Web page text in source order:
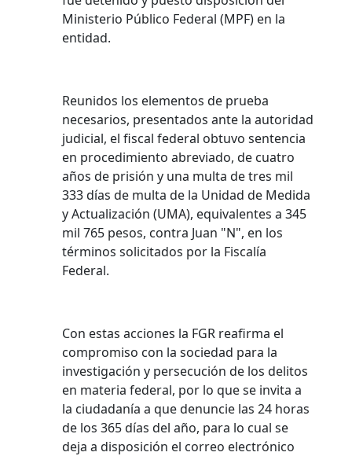
Ministerio Público Federal (MPF) en la
entidad.
Reunidos los elementos de prueba
necesarios, presentados ante la autoridad
judicial, el fiscal federal obtuvo sentencia
en procedimiento abreviado, de cuatro
años de prisión y una multa de tres mil
333 días de multa de la Unidad de Medida
y Actualización (UMA), equivalentes a 345
mil 765 pesos, contra Juan "N", en los
términos solicitados por la Fiscalía
Federal.
Con estas acciones la FGR reafirma el
compromiso con la sociedad para la
investigación y persecución de los delitos
en materia federal, por lo que se invita a
la ciudadanía a que denuncie las 24 horas
de los 365 días del año, para lo cual se
deja a disposición el correo electrónico